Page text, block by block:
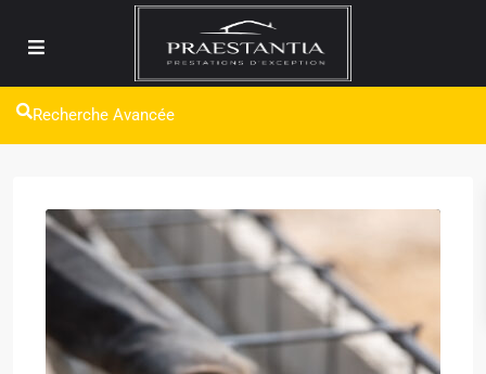
Recherche Avancée